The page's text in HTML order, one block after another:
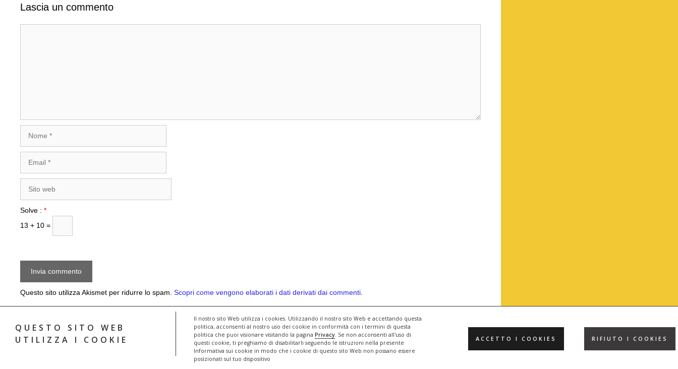
QUESTO SITO WEB
UTILIZZA I COOKIE
Il nostro sito Web utilizza i cookies. Utilizzando il nostro sito Web e accettando questa
politica, acconsenti al nostro uso dei cookie in conformità con i termini di questa
politica che puoi visionare visitando la pagina Privacy. Se non acconsenti all'uso di
questi cookie, ti preghiamo di disabilitarli seguendo le istruzioni nella presente
Informativa sui cookie in modo che i cookie di questo sito Web non possano essere
posizionati sul tuo dispositivo
ACCETTO I COOKIES RIFIUTO I COOKIES
Lascia un commento
web
Solve : *
13 + 10 =
Questo sito utilizza Akismet per ridurre lo spam. Scopri come vengono elaborati i dati derivati dai commenti.
© 2026 Il Ritardo Svelato• Creato conGeneratePress